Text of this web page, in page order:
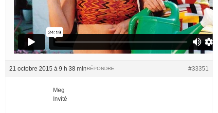
21 octobre 2015 à 9 h 38 min #33351
RÉPONDRE
Meg
Invité